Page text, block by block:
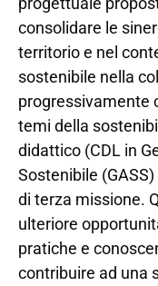
consolidare le
territorio e nel
sostenibile nella
progressivamente
temi della
didattico (CDL in
Sostenibile
di terza missione.
ulteriore
pratiche e
contribuire ad una